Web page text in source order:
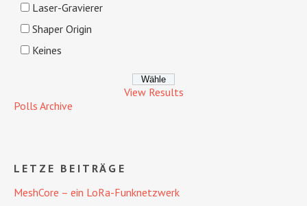
Laser-Gravierer
Shaper Origin
Keines
View Results
Polls Archive
LETZE BEITRÄGE
MeshCore – ein LoRa-Funknetzwerk